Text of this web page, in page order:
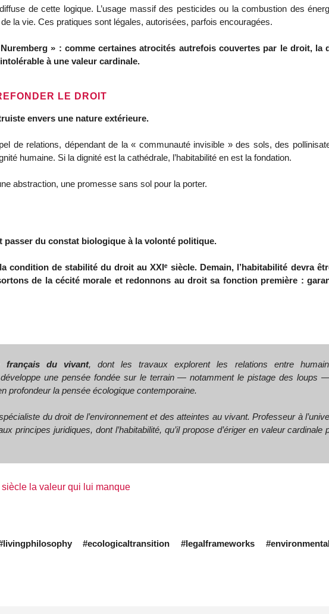
la vie. Ces pratiques sont légales, autorisées, parfois encouragées.
Nuremberg » : comme certaines atrocités autrefois couvertes par le droit, la
à une valeur cardinale.
LE DROIT
envers une nature extérieure.
humaine. Si la dignité est la cathédrale, l’habitabilité en est la fondation.
abstraction, une promesse sans sol pour la porter.
passer du constat biologique à la volonté politique.
condition de stabilité du droit au XXIᵉ siècle. Demain, l’habitabilité devra
de la cécité morale et redonnons au droit sa fonction première :
français du vivant, dont les travaux explorent les relations entre
développe une pensée fondée sur le terrain — notamment le pistage des loups
profondeur la pensée écologique contemporaine.
du droit de l’environnement et des atteintes au vivant. Professeur à
principes juridiques, dont l’habitabilité, qu’il propose d’ériger en valeur cardinale
la valeur qui lui manque
#ecologicaltransition #legalframeworks